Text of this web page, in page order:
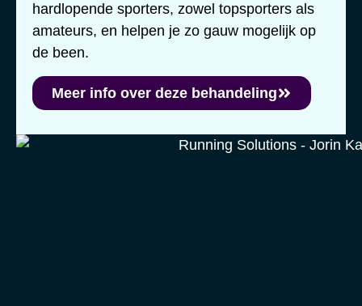
hardlopende sporters, zowel topsporters als
amateurs, en helpen je zo gauw mogelijk op
de been.
Meer info over deze behandeling